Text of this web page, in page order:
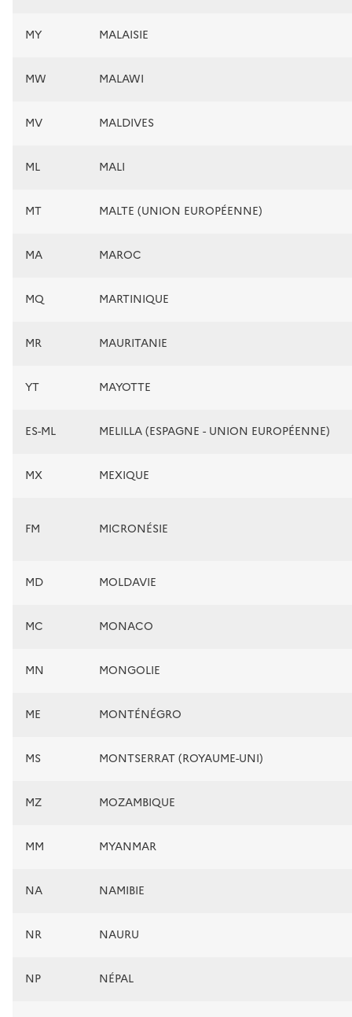
MY MALAISIE
MW MALAWI
MV MALDIVES
ML MALI
MT MALTE (UNION EUROPÉENNE)
MA MAROC
MQ MARTINIQUE
MR MAURITANIE
YT MAYOTTE
ES-ML MELILLA (ESPAGNE - UNION EUROPÉENNE)
MX MEXIQUE
FM MICRONÉSIE
MD MOLDAVIE
MC MONACO
MN MONGOLIE
ME MONTÉNÉGRO
MS MONTSERRAT (ROYAUME-UNI)
MZ MOZAMBIQUE
MM MYANMAR
NA NAMIBIE
NR NAURU
NP NÉPAL